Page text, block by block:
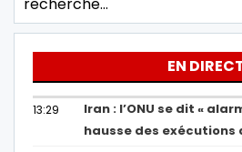
EN
13:29
Iran : l’ONU se dit «
hausse des exécutions